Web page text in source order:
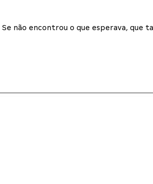
Se não encontrou o que esperava, que